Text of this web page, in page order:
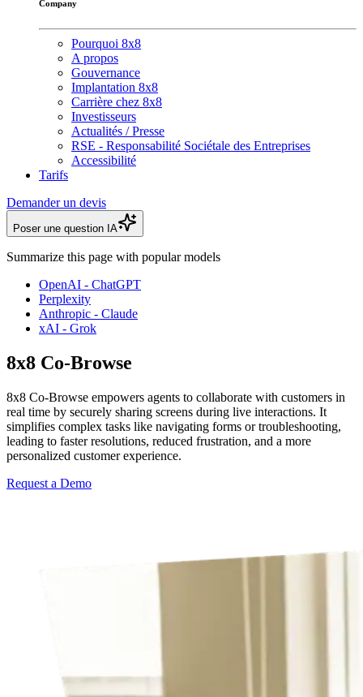
Company
Pourquoi 8x8
A propos
Gouvernance
Implantation 8x8
Carrière chez 8x8
Investisseurs
Actualités / Presse
RSE - Responsabilité Sociétale des Entreprises
Accessibilité
Tarifs
Demander un devis
Poser une question IA
Summarize this page with popular models
OpenAI - ChatGPT
Perplexity
Anthropic - Claude
xAI - Grok
8x8 Co-Browse
8x8 Co-Browse empowers agents to collaborate with customers in
real time by securely sharing screens during live interactions. It
simplifies complex tasks like navigating forms or troubleshooting,
leading to faster resolutions, reduced frustration, and a more
personalized customer experience.
Request a Demo